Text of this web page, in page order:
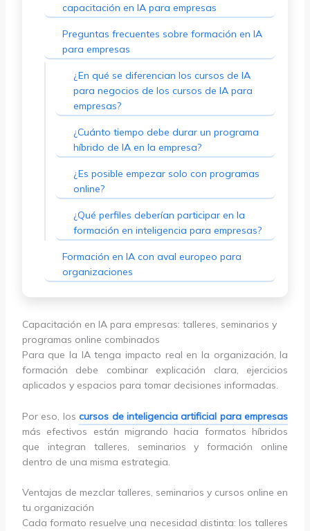
capacitación en IA para empresas
Preguntas frecuentes sobre formación en IA
para empresas
¿En qué se diferencian los cursos de IA
para negocios de los cursos de IA para
empresas?
¿Cuánto tiempo debe durar un programa
híbrido de IA en la empresa?
¿Es posible empezar solo con programas
online?
¿Qué perfiles deberían participar en la
formación en inteligencia para empresas?
Formación en IA con aval europeo para
organizaciones
Capacitación en IA para empresas: talleres, seminarios y
programas online combinados
Para que la IA tenga impacto real en la organización, la
formación debe combinar explicación clara, ejercicios
aplicados y espacios para tomar decisiones informadas.
Por eso, loscursos de inteligencia artificial para empresas
más efectivos están migrando hacia formatos híbridos
que integran talleres, seminarios y formación online
dentro de una misma estrategia.
Ventajas de mezclar talleres, seminarios y cursos online en
tu organización
Cada formato resuelve una necesidad distinta: los talleres